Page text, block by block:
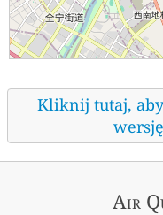
Kliknij tutaj,
Air